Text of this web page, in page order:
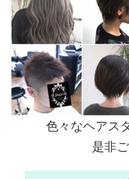
色々なヘアス
是非